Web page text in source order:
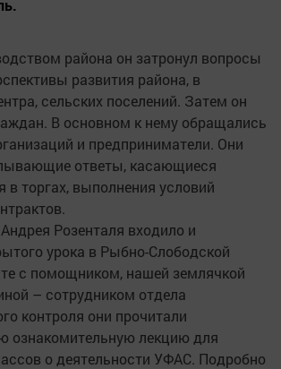
района он затронул вопросы
развития района, в
сельских поселений. Затем он
В основном к нему обращались
и предприниматели. Они
ответы, касающиеся
в торгах, выполнения условий
Розенталя входило и
урока в Рыбно-Слободской
с помощником, нашей землячкой
– сотрудником отдела
контроля они прочитали
ознакомительную лекцию для
о деятельности УФАС. Подробно